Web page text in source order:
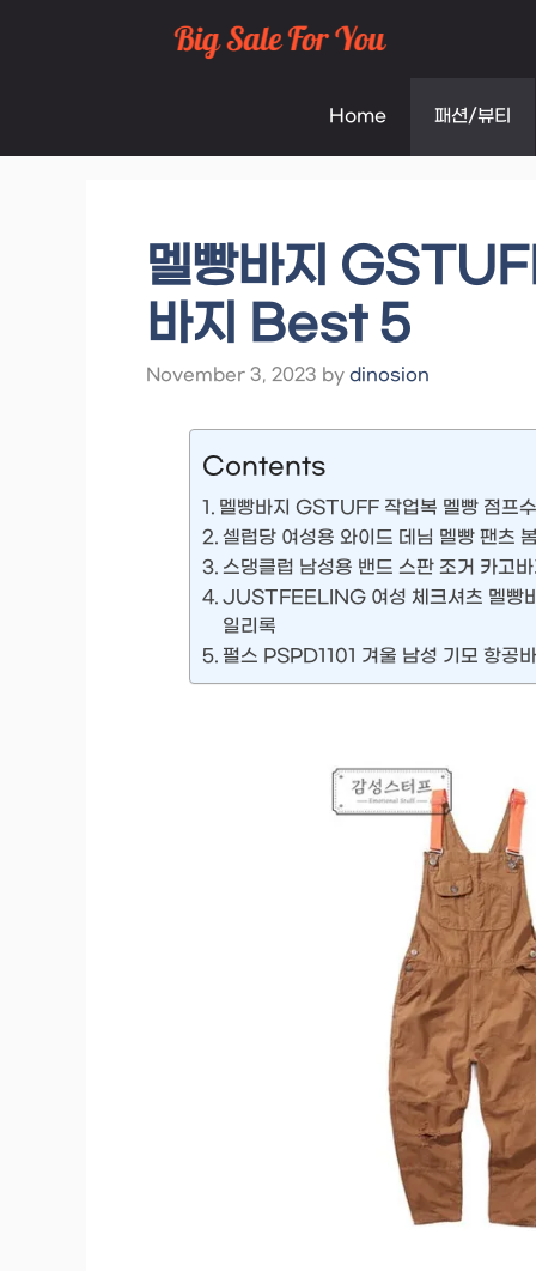
Home 패션/뷰티
멜빵바지
바지 Best 5
November 3, 2023 by dinosion
Contents
멜빵바지 GSTUFF 작업복 멜빵 점프
셀럽당 여성용 와이드 데님 멜빵 팬츠
스댕클럽 남성용 밴드 스판 조거 카고
JUSTFEELING 여성 체크셔츠 멜빵
일리록
펄스 PSPD1101 겨울 남성 기모 항공